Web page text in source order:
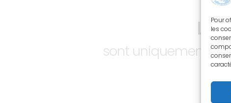
Pour
les
sont uniquement